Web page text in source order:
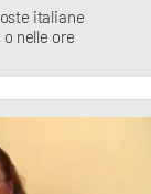
italiane
nelle ore